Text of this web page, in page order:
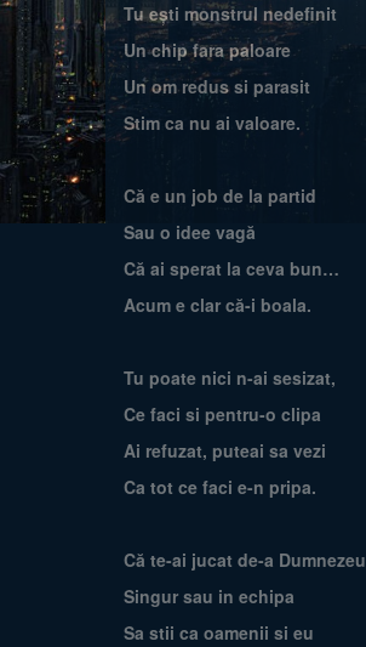
Tu ești monstrul nedefinit
Un chip fara paloare
Un om redus si parasit
Stim ca nu ai valoare.
Că e un job de la partid
Sau o idee vagă
Că ai sperat la ceva bun…
Acum e clar că-i boala.
Tu poate nici n-ai sesizat,
Ce faci si pentru-o clipa
Ai refuzat, puteai sa vezi
Ca tot ce faci e-n pripa.
Că te-ai jucat de-a Dumnezeu
Singur sau in echipa
Sa stii ca oamenii si eu